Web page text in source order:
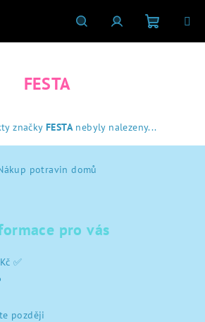
HledatPřihlášeníNákupní
FESTA
značkyFESTAnebyly nalezeny...
potravin domů
pro vás
✅
později